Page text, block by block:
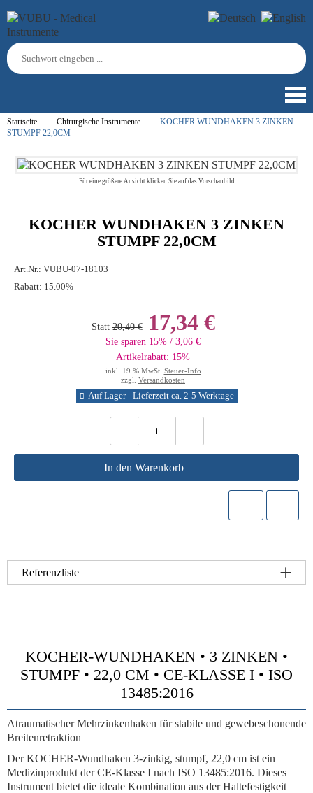
Startseite Chirurgische Instrumente
KOCHER WUNDHAKEN 3 ZINKEN
STUMPF 22,0CM
Für eine größere Ansicht klicken Sie auf das Vorschaubild
KOCHER WUNDHAKEN 3 ZINKEN
STUMPF 22,0CM
Art.Nr.: VUBU-07-18103
Rabatt: 15.00%
Statt 20,40 €17,34 €
Sie sparen 15% / 3,06 €
Artikelrabatt: 15%
inkl. 19 % MwSt. Steuer-Info
zzgl. Versandkosten
Auf Lager - Lieferzeit ca. 2-5 Werktage
In den Warenkorb
Referenzliste
KOCHER-WUNDHAKEN • 3 ZINKEN •
STUMPF • 22,0 CM • CE-KLASSE I • ISO
13485:2016
Atraumatischer Mehrzinkenhaken für stabile und gewebeschonende
Breitenretraktion
Der KOCHER-Wundhaken 3-zinkig, stumpf, 22,0 cm ist ein
Medizinprodukt der CE-Klasse I nach ISO 13485:2016. Dieses
Instrument bietet die ideale Kombination aus der Haltefestigkeit